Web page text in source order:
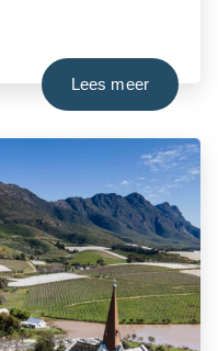
Lees meer